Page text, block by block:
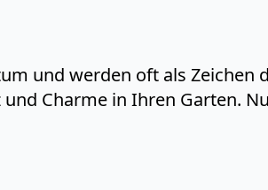
und werden oft als Zeichen
Charme in Ihren Garten.